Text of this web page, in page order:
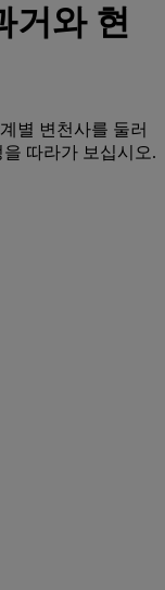
거와 현
별 변천사를 둘러
따라가 보십시오.